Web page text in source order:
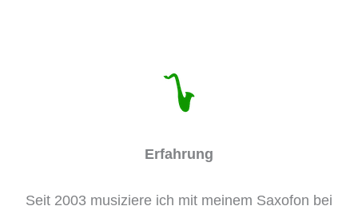
Erfahrung
Seit 2003 musiziere ich mit meinem Saxofon bei